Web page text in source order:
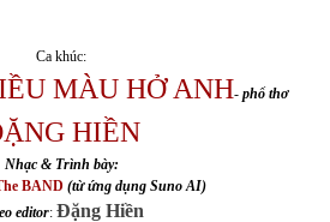
Ca khúc:
MÀU HỞ ANH- phổ thơ
HIỀN
Nhạc & Trình bày:
BAND (từ ứng dụng Suno AI)
editor: Đặng Hiền